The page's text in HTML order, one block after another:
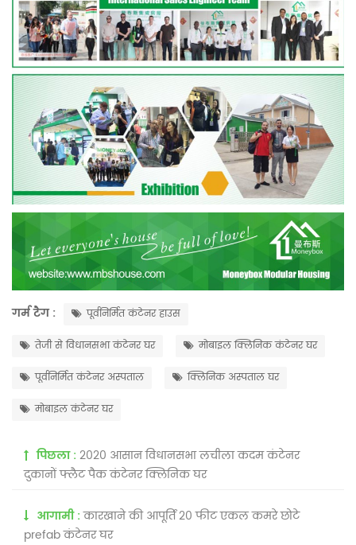
गर्म टैग : पूर्वनिर्मित कंटेनर हाउस
तेजी से विधानसभा कंटेनर घर मोबाइल क्लिनिक कंटेनर घर
पूर्वनिर्मित कंटेनर अस्पताल क्लिनिक अस्पताल घर
मोबाइल कंटेनर घर
पिछला :2020 आसान विधानसभा लचीला कदम कंटेनर
दुकानों फ्लैट पैक कंटेनर क्लिनिक घर
आगामी :कारखाने की आपूर्ति 20 फीट एकल कमरे छोटे
prefab कंटेनर घर